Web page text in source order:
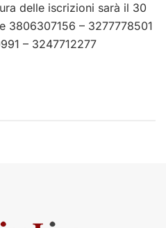
delle iscrizioni sarà il 30
3806307156 – 3277778501
– 3247712277